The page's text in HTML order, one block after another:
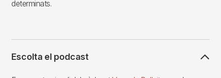
determinats.
Escolta el podcast